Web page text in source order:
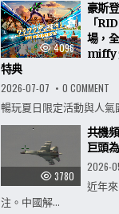
4096
豪斯
「
場，
miffy
特典
2026-07-07 0 COMMENTON
斯
登
堡
暑
假
玩
法
升
級
夏
暢玩夏日限定活動與人
3780
共機
巨頭
2026-
近年
注。中國解...